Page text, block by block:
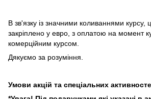
В зв'язку із значними коливаннями курсу,
закріплено у евро, з оплатою на момент
комерційним курсом.
Дякуємо за розуміння.
Умови акцій та спеціальних